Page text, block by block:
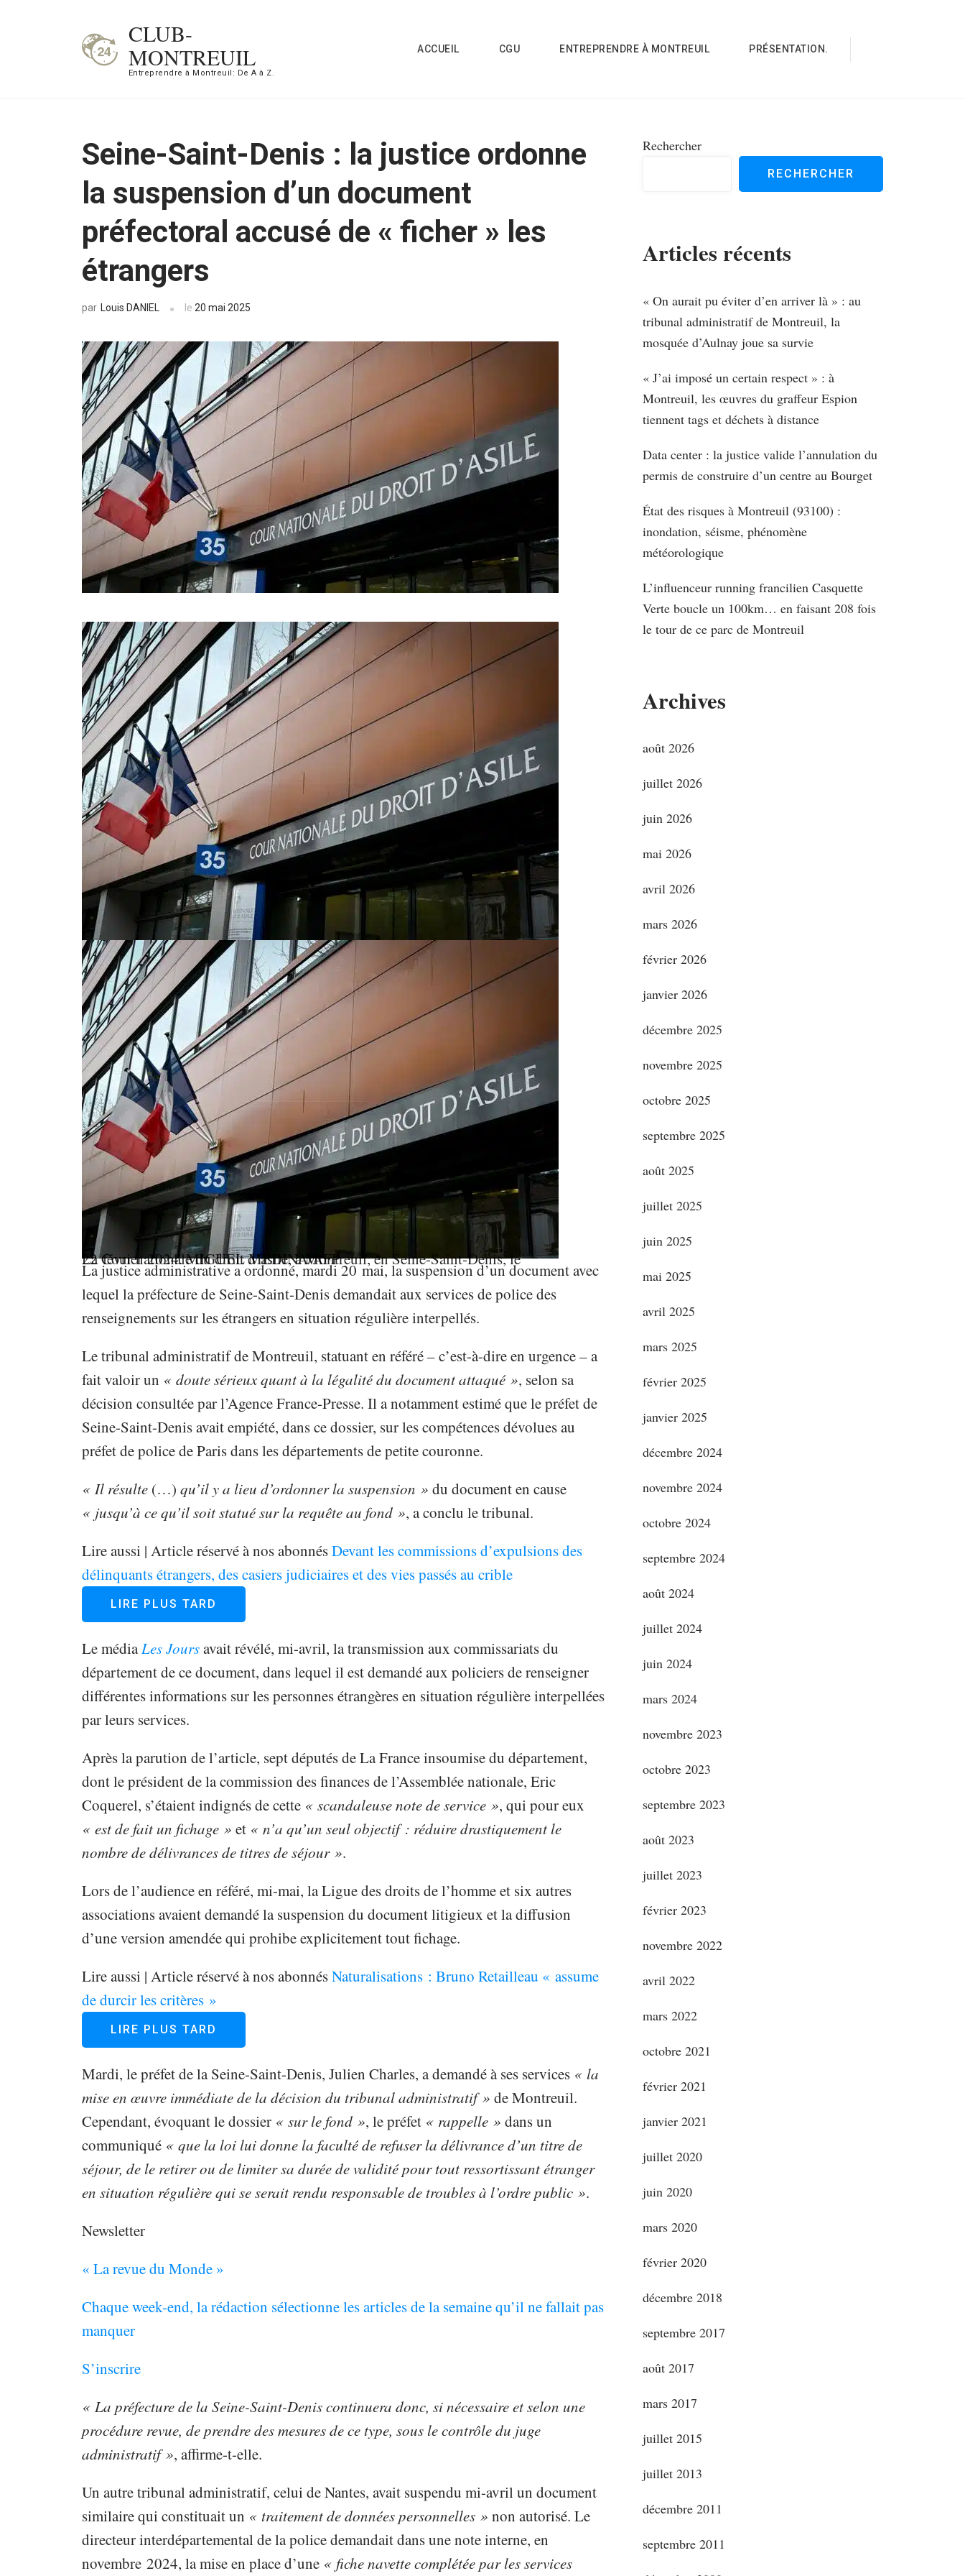
CLUB-
MONTREUIL
Entreprendre à Montreuil: De A à Z.
ACCUEIL CGU ENTREPRENDRE À MONTREUIL PRÉSENTATION.
Seine-Saint-Denis : la justice ordonne
la suspension d’un document
préfectoral accusé de « ficher » les
étrangers
par Louis DANIEL le 20 mai 2025
La Cour nationale du droit d’asile, à Montreuil, en Seine-Saint-Denis, le 22 février 2024.MIGUEL MEDINA/AFP
La justice administrative a ordonné, mardi 20 mai, la suspension d’un document avec
lequel la préfecture de Seine-Saint-Denis demandait aux services de police des
renseignements sur les étrangers en situation régulière interpellés.
Le tribunal administratif de Montreuil, statuant en référé – c’est-à-dire en urgence – a
fait valoir un « doute sérieux quant à la légalité du document attaqué », selon sa
décision consultée par l’Agence France-Presse. Il a notamment estimé que le préfet de
Seine-Saint-Denis avait empiété, dans ce dossier, sur les compétences dévolues au
préfet de police de Paris dans les départements de petite couronne.
« Il résulte (…) qu’il y a lieu d’ordonner la suspension » du document en cause
« jusqu’à ce qu’il soit statué sur la requête au fond », a conclu le tribunal.
Lire aussi | Article réservé à nos abonnésDevant les commissions d’expulsions des
délinquants étrangers, des casiers judiciaires et des vies passés au crible
LIRE PLUS TARD
Le médiaLes Joursavait révélé, mi-avril, la transmission aux commissariats du
département de ce document, dans lequel il est demandé aux policiers de renseigner
différentes informations sur les personnes étrangères en situation régulière interpellées
par leurs services.
Après la parution de l’article, sept députés de La France insoumise du département,
dont le président de la commission des finances de l’Assemblée nationale, Eric
Coquerel, s’étaient indignés de cette « scandaleuse note de service », qui pour eux
« est de fait un fichage » et « n’a qu’un seul objectif : réduire drastiquement le
nombre de délivrances de titres de séjour ».
Lors de l’audience en référé, mi-mai, la Ligue des droits de l’homme et six autres
associations avaient demandé la suspension du document litigieux et la diffusion
d’une version amendée qui prohibe explicitement tout fichage.
Lire aussi | Article réservé à nos abonnésNaturalisations : Bruno Retailleau « assume
de durcir les critères »
LIRE PLUS TARD
Mardi, le préfet de la Seine-Saint-Denis, Julien Charles, a demandé à ses services « la
mise en œuvre immédiate de la décision du tribunal administratif » de Montreuil.
Cependant, évoquant le dossier « sur le fond », le préfet « rappelle » dans un
communiqué « que la loi lui donne la faculté de refuser la délivrance d’un titre de
séjour, de le retirer ou de limiter sa durée de validité pour tout ressortissant étranger
en situation régulière qui se serait rendu responsable de troubles à l’ordre public ».
Newsletter
« La revue du Monde »
Chaque week-end, la rédaction sélectionne les articles de la semaine qu’il ne fallait pas
manquer
S’inscrire
« La préfecture de la Seine-Saint-Denis continuera donc, si nécessaire et selon une
procédure revue, de prendre des mesures de ce type, sous le contrôle du juge
administratif », affirme-t-elle.
Un autre tribunal administratif, celui de Nantes, avait suspendu mi-avril un document
similaire qui constituait un « traitement de données personnelles » non autorisé. Le
directeur interdépartemental de la police demandait dans une note interne, en
novembre 2024, la mise en place d’une « fiche navette complétée par les services
Rechercher
RECHERCHER
Articles récents
« On aurait pu éviter d’en arriver là » : au
tribunal administratif de Montreuil, la
mosquée d’Aulnay joue sa survie
« J’ai imposé un certain respect » : à
Montreuil, les œuvres du graffeur Espion
tiennent tags et déchets à distance
Data center : la justice valide l’annulation du
permis de construire d’un centre au Bourget
État des risques à Montreuil (93100) :
inondation, séisme, phénomène
météorologique
L’influenceur running francilien Casquette
Verte boucle un 100km… en faisant 208 fois
le tour de ce parc de Montreuil
Archives
août 2026
juillet 2026
juin 2026
mai 2026
avril 2026
mars 2026
février 2026
janvier 2026
décembre 2025
novembre 2025
octobre 2025
septembre 2025
août 2025
juillet 2025
juin 2025
mai 2025
avril 2025
mars 2025
février 2025
janvier 2025
décembre 2024
novembre 2024
octobre 2024
septembre 2024
août 2024
juillet 2024
juin 2024
mars 2024
novembre 2023
octobre 2023
septembre 2023
août 2023
juillet 2023
février 2023
novembre 2022
avril 2022
mars 2022
octobre 2021
février 2021
janvier 2021
juillet 2020
juin 2020
mars 2020
février 2020
décembre 2018
septembre 2017
août 2017
mars 2017
juillet 2015
juillet 2013
décembre 2011
septembre 2011